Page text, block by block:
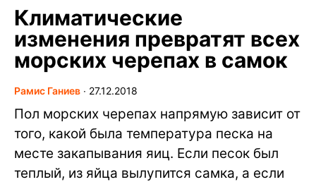
Климатические
изменения превратят всех
морских черепах в самок
Рамис Ганиев ∙ 27.12.2018
Пол морских черепах напрямую зависит от
того, какой была температура песка на
месте закапывания яиц. Если песок был
теплый, из яйца вылупится самка, а если